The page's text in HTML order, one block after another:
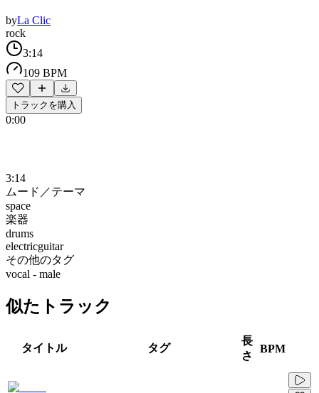
byLa Clic
rock
3:14
109 BPM
トラックを購入
0:00
3:14
ムード／テーマ
space
楽器
drums
electricguitar
その他のタグ
vocal - male
似たトラック
タイトル タグ
長
さ
BPM